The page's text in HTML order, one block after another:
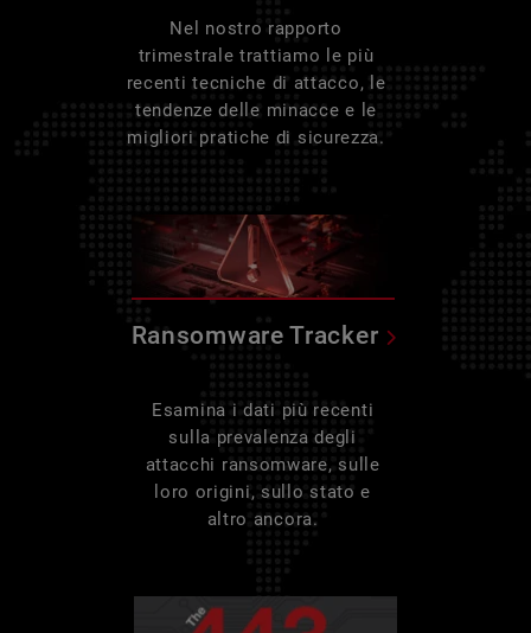
Nel nostro rapporto
trimestrale trattiamo le più
recenti tecniche di attacco, le
tendenze delle minacce e le
migliori pratiche di sicurezza.
Ransomware Tracker
Esamina i dati più recenti
sulla prevalenza degli
attacchi ransomware, sulle
loro origini, sullo stato e
altro ancora.